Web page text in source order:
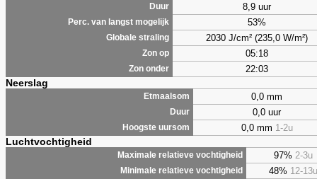
Duur 8,9 uur
Perc. van langst mogelijk 53%
Globale straling 2030 J/cm² (235,0 W/m²)
Zon op 05:18
Zon onder 22:03
Neerslag
Etmaalsom 0,0 mm
Duur 0,0 uur
Hoogste uursom 0,0 mm 1-2u
Luchtvochtigheid
Maximale relatieve vochtigheid 97% 2-3u
Minimale relatieve vochtigheid 48% 12-13u